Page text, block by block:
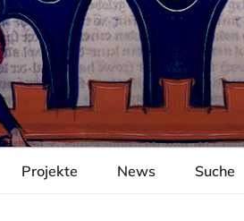
Projekte News Suche